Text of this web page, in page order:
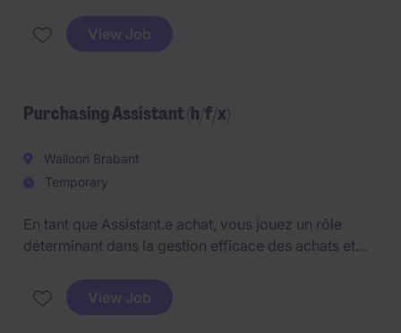
View Job
Purchasing Assistant (h/f/x)
Walloon Brabant
Temporary
En tant que Assistant.e achat, vous jouez un rôle
déterminant dans la gestion efficace des achats et
informations et participez au bon déroulement des
opérations en renforçant l'efficacité des processus
View Job